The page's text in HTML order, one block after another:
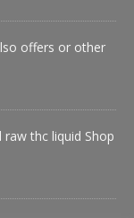
offers or other
raw thc liquid Shop